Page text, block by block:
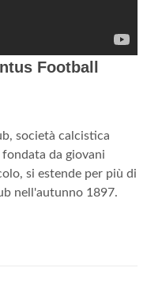
Football
società calcistica
da giovani
si estende per più di
nell'autunno 1897.